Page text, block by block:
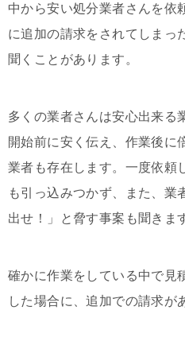
中から安い処分業者さんを依
に追加の請求をされてしま
聞くことがあります。
多くの業者さんは安心出来る
開始前に安く伝え、作業後に
業者も存在します。一度依頼
も引っ込みつかず、また、業
出せ！」と脅す事案も聞きま
確かに作業をしている中で見
した場合に、追加での請求が